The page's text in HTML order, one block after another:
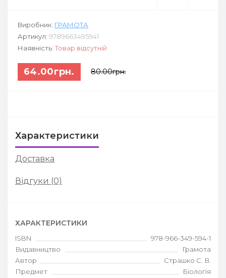
Виробник: ГРАМОТА
Артикул: 9789663495941
Наявність: Товар відсутній
64.00грн. 80.00грн.
Характеристики
Доставка
Відгуки (0)
ХАРАКТЕРИСТИКИ
ISBN
978-966-349-594-1
Видавництво
Грамота
Автор
Страшко С. В.
Предмет
Біологія